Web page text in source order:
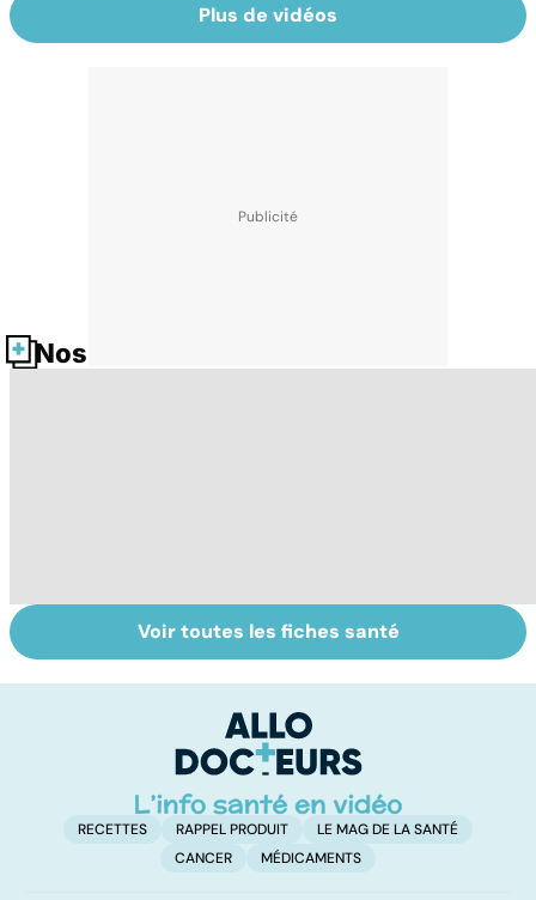
Plus de vidéos
Nos fiches santé
Comment tenir
ses bonnes
Burn-out :
l'épuisement
Voir toutes les fiches santé
RECETTES RAPPEL PRODUIT
LE MAG DE LA SANTÉ
CANCER
MÉDICAMENTS